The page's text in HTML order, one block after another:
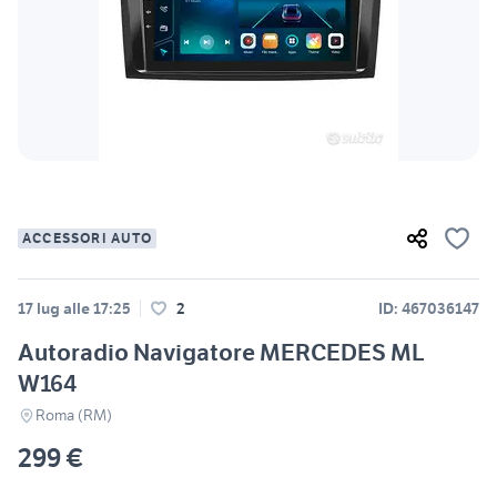
ACCESSORI AUTO
17 lug alle 17:25 2 ID: 467036147
Autoradio Navigatore MERCEDES ML
W164
Roma (RM)
299 €